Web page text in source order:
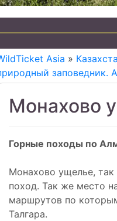
Asia »
заповедник.
Монахово
Горные походы по
Монахово ущелье,
поход. Так же место
маршрутов по
Талгара.